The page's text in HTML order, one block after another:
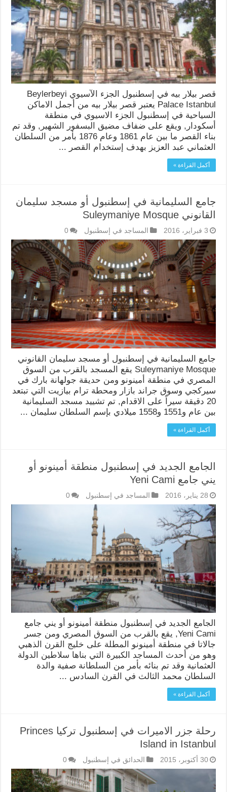
قصر بيلار بيه في إسطنبول الجزء الآسيوي Beylerbeyi
Palace Istanbul يعتبر قصر بيلار بيه من أجمل الاماكن
السياحية في إسطنبول الجزء الاسيوي في منطقة
أسكودار, ويقع على ضفاف مضيق البسفور الشهير, وقد تم
بناء القصر ما بين عام 1861 وعام 1876 بأمر من السلطان
العثماني عبد العزيز بهدف إستخدام القصر ...
أكمل القراءة »
جامع السليمانية في إسطنبول أو مسجد سليمان
القانوني Suleymaniye Mosque
3 فبراير، 2016 المساجد في إسطنبول 0
جامع السليمانية في إسطنبول أو مسجد سليمان القانوني
Suleymaniye Mosque يقع المسجد بالقرب من السوق
المصري في منطقة أمينونو ومن حديقة جولهانة بارك في
سيركجي وسوق جراند بازار ومحطة ترام بيازيت التي تبتعد
20 دقيقة سيراً على الاقدام, تم تشييد مسجد السليمانية
بين عام و1551 و1558 ميلادي بإسم السلطان سليمان ...
أكمل القراءة »
الجامع الجديد في إسطنبول منطقة أمينونو أو
يني جامع Yeni Cami
28 يناير، 2016 المساجد في إسطنبول 0
الجامع الجديد في إسطنبول منطقة أمينونو أو يني جامع
Yeni Cami, يقع بالقرب من السوق المصري ومن جسر
جالاتا في منطقة أمينونو المطلة على خليج القرن الذهبي
وهو من أحدث المساجد الكبيرة التي بناها سلاطين الدولة
العثمانية وقد تم بنائه بأمر من السلطانة صفية والدة
السلطان محمد الثالث في القرن السادس ...
أكمل القراءة »
رحلة جزر الاميرات في إسطنبول تركيا Princes
Island in Istanbul
30 أكتوبر، 2015 الحدائق في إسطنبول 0